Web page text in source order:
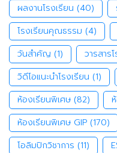
ผลงานโรงเรียน (40)
โรงเรียนคุณธรรม (4)
วันสำคัญ (1) วารสาร
วิดีโอแนะนำโรงเรียน (1)
ห้องเรียนพิเศษ (82)
ห้องเรียนพิเศษ GIP (170)
โอลิมปิกวิชาการ (11)